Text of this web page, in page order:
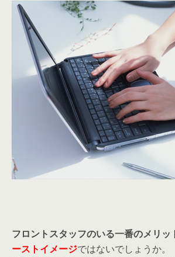
フロントスタッフのいる一番のメリッ
ーストイメージではないでしょうか。